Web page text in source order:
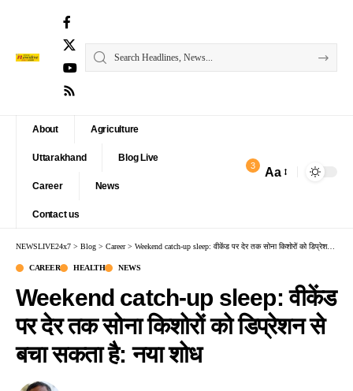
About Agriculture
Uttarakhand Blog Live
Career News
Contact us
3 Aa
NEWSLIVE24x7 > Blog > Career> Weekend catch-up sleep: वीकेंड पर देर तक सोना किशोरों को डिप्रेशन से बचा सकता है: नया शोध
CAREER HEALTH NEWS
Weekend catch-up sleep: वीकेंड
पर देर तक सोना किशोरों को डिप्रेशन से
बचा सकता है: नया शोध